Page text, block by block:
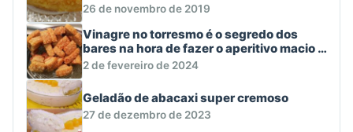
26 de novembro de 2019
Vinagre no torresmo é o segredo dos
bares na hora de fazer o aperitivo macio e
crocante
2 de fevereiro de 2024
Geladão de abacaxi super cremoso
27 de dezembro de 2023